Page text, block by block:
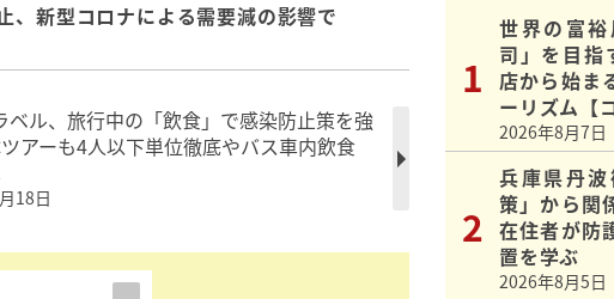
、新型コロナによる需要減の影響で
ベル、旅行中の「飲食」で感染防止策を強
アーも4人以下単位徹底やバス車内飲食
18日
世界の富
司」を目指
店から始ま
ーリズム【
2026年8月7日
兵庫県丹
策」から関
在住者が防
置を学ぶ
2026年8月5日